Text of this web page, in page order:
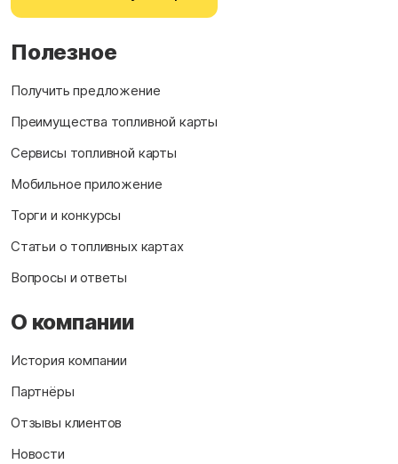
Полезное
Получить предложение
Преимущества топливной карты
Сервисы топливной карты
Мобильное приложение
Торги и конкурсы
Статьи о топливных картах
Вопросы и ответы
О компании
История компании
Партнёры
Отзывы клиентов
Новости